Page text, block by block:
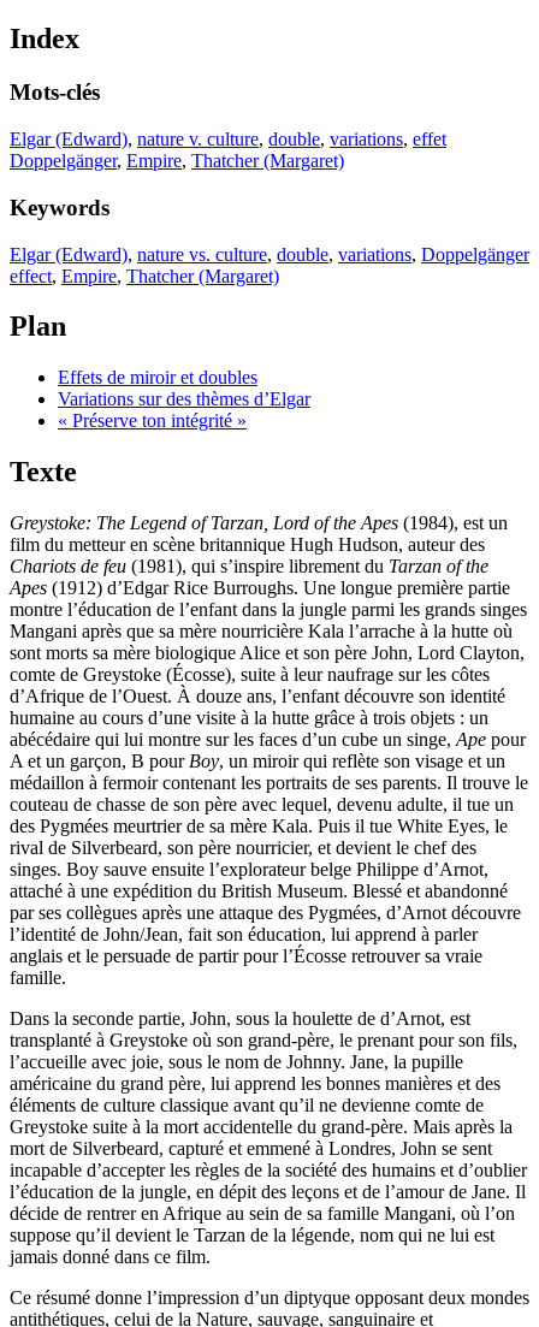
Index
Mots-clés
Elgar (Edward), nature v. culture, double, variations, effet
Doppelgänger, Empire, Thatcher (Margaret)
Keywords
Elgar (Edward), nature vs. culture, double, variations, Doppelgänger
effect, Empire, Thatcher (Margaret)
Plan
Effets de miroir et doubles
Variations sur des thèmes d’Elgar
« Préserve ton intégrité »
Texte
Greystoke: The Legend of Tarzan, Lord of the Apes (1984), est un
film du metteur en scène britannique Hugh Hudson, auteur des
Chariots de feu (1981), qui s’inspire librement du Tarzan of the
Apes (1912) d’Edgar Rice Burroughs. Une longue première partie
montre l’éducation de l’enfant dans la jungle parmi les grands singes
Mangani après que sa mère nourricière Kala l’arrache à la hutte où
sont morts sa mère biologique Alice et son père John, Lord Clayton,
comte de Greystoke (Écosse), suite à leur naufrage sur les côtes
d’Afrique de l’Ouest. À douze ans, l’enfant découvre son identité
humaine au cours d’une visite à la hutte grâce à trois objets : un
abécédaire qui lui montre sur les faces d’un cube un singe, Ape pour
A et un garçon, B pour Boy, un miroir qui reflète son visage et un
médaillon à fermoir contenant les portraits de ses parents. Il trouve le
couteau de chasse de son père avec lequel, devenu adulte, il tue un
des Pygmées meurtrier de sa mère Kala. Puis il tue White Eyes, le
rival de Silverbeard, son père nourricier, et devient le chef des
singes. Boy sauve ensuite l’explorateur belge Philippe d’Arnot,
attaché à une expédition du British Museum. Blessé et abandonné
par ses collègues après une attaque des Pygmées, d’Arnot découvre
l’identité de John/Jean, fait son éducation, lui apprend à parler
anglais et le persuade de partir pour l’Écosse retrouver sa vraie
famille.
Dans la seconde partie, John, sous la houlette de d’Arnot, est
transplanté à Greystoke où son grand-père, le prenant pour son fils,
l’accueille avec joie, sous le nom de Johnny. Jane, la pupille
américaine du grand père, lui apprend les bonnes manières et des
éléments de culture classique avant qu’il ne devienne comte de
Greystoke suite à la mort accidentelle du grand-père. Mais après la
mort de Silverbeard, capturé et emmené à Londres, John se sent
incapable d’accepter les règles de la société des humains et d’oublier
l’éducation de la jungle, en dépit des leçons et de l’amour de Jane. Il
décide de rentrer en Afrique au sein de sa famille Mangani, où l’on
suppose qu’il devient le Tarzan de la légende, nom qui ne lui est
jamais donné dans ce film.
Ce résumé donne l’impression d’un diptyque opposant deux mondes
antithétiques, celui de la Nature, sauvage, sanguinaire et